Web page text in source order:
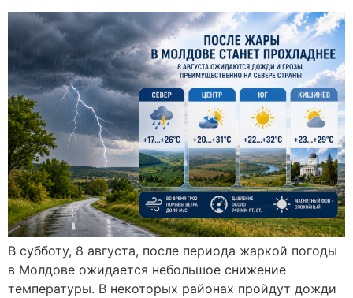
В субботу, 8 августа, после периода жаркой погоды
в Молдове ожидается небольшое снижение
температуры. В некоторых районах пройдут дожди